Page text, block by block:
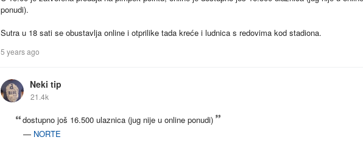
ponudi).
Sutra u 18 sati se obustavlja online i otprilike tada kreće i ludnica s redovima kod stadiona.
5 years ago
Neki tip
21.4k
dostupno još 16.500 ulaznica (jug nije u online ponudi)
— NORTE